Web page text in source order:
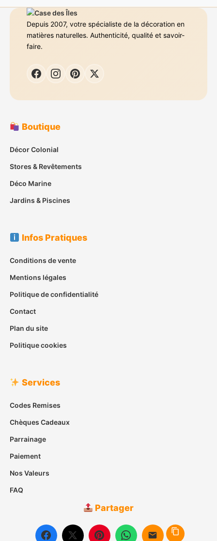
Depuis 2007, votre spécialiste de la décoration en
matières naturelles. Authenticité, qualité et savoir-
faire.
Boutique
Décor Colonial
Stores & Revêtements
Déco Marine
Jardins & Piscines
Infos Pratiques
Conditions de vente
Mentions légales
Politique de confidentialité
Contact
Plan du site
Politique cookies
Services
Codes Remises
Chèques Cadeaux
Parrainage
Paiement
Nos Valeurs
FAQ
Partager